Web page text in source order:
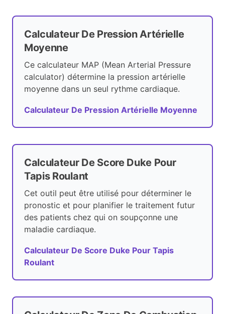
Calculateur De Pression Artérielle
Moyenne
Ce calculateur MAP (Mean Arterial Pressure
calculator) détermine la pression artérielle
moyenne dans un seul rythme cardiaque.
Calculateur De Pression Artérielle Moyenne
Calculateur De Score Duke Pour
Tapis Roulant
Cet outil peut être utilisé pour déterminer le
pronostic et pour planifier le traitement futur
des patients chez qui on soupçonne une
maladie cardiaque.
Calculateur De Score Duke Pour Tapis
Roulant